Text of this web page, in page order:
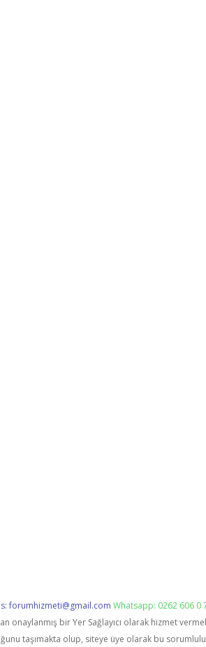
forumhizmeti@gmail.com Whatsapp: 0262 606 0
onaylanmış bir Yer Sağlayıcı olarak hizmet
taşımakta olup, siteye üye olarak bu